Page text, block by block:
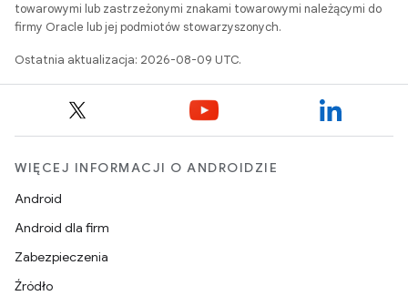
towarowymi lub zastrzeżonymi znakami towarowymi należącymi do
firmy Oracle lub jej podmiotów stowarzyszonych.
Ostatnia aktualizacja: 2026-08-09 UTC.
WIĘCEJ INFORMACJI O ANDROIDZIE
Android
Android dla firm
Zabezpieczenia
Źródło